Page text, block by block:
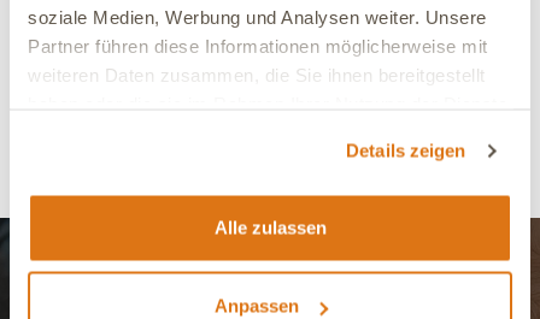
soziale Medien, Werbung und Analysen weiter. Unsere
Partner führen diese Informationen möglicherweise mit
weiteren Daten zusammen, die Sie ihnen bereitgestellt
Details zeigen
Alle zulassen
Anpassen
4.81 (267)
75,50 €*